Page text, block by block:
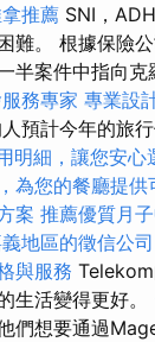
推薦 SNI，
難。 根據保險
半案件中指向
務專家 專業設
預計今年的旅
明細，讓您安心
為您的餐廳提供
案 推薦優質月
地區的徵信公
與服務
生活變得更好。
們想要通過